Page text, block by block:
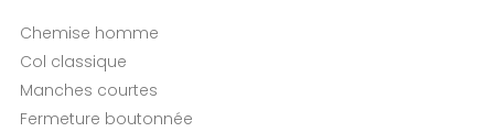
Chemise homme
Col classique
Manches courtes
Fermeture boutonnée